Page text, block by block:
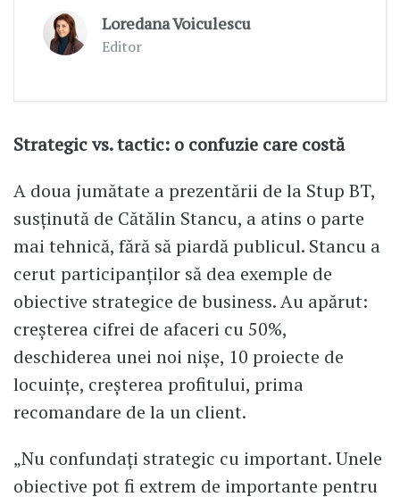
Loredana Voiculescu
Editor
Strategic vs. tactic: o confuzie care costă
A doua jumătate a prezentării de la Stup BT,
susținută de Cătălin Stancu, a atins o parte
mai tehnică, fără să piardă publicul. Stancu a
cerut participanților să dea exemple de
obiective strategice de business. Au apărut:
creșterea cifrei de afaceri cu 50%,
deschiderea unei noi nișe, 10 proiecte de
locuințe, creșterea profitului, prima
recomandare de la un client.
„Nu confundați strategic cu important. Unele
obiective pot fi extrem de importante pentru